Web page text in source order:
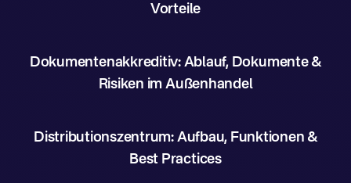
Vorteile
Dokumentenakkreditiv: Ablauf, Dokumente &
Risiken im Außenhandel
Distributionszentrum: Aufbau, Funktionen &
Best Practices